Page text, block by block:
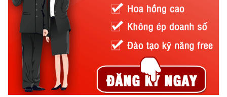
hiệu khác nhau sẽ có cấu tạo riêng biệt. Điều này giúp người
dùng phân biệt được thương hiệu cũng như tính năng của
chúng. Nhưng lời khuyên cho bạn trong chọn mua kính bảo hộ
chống bụi chính là kính có cấu tạo gọng và tròng kính liền nhau
Tại sao lại vậy? Vì
kính chống bụi có gọng và tròng kính liền
nhau sẽ giúp giảm thiểu sự xô lệch và tách rời của kính khi bạn
hoạt động mạnh hoặc sử dụng trong thời gian dài.